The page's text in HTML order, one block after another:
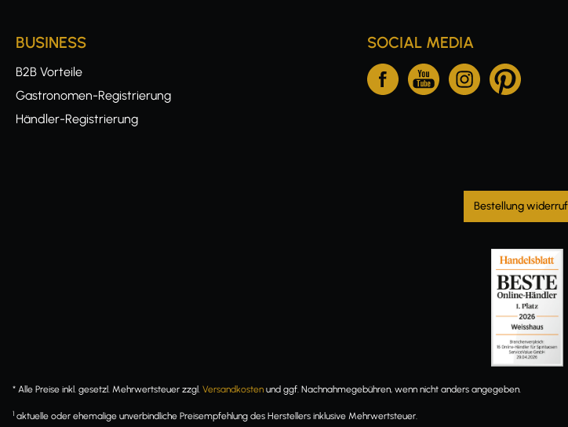
BUSINESS
B2B Vorteile
Gastronomen-Registrierung
Händler-Registrierung
SOCIAL MEDIA
Bestellung
* Alle Preise inkl. gesetzl. Mehrwertsteuer zzgl. Versandkosten und ggf. Nachnahmegebühren, wenn nicht anders angegeben.
1 aktuelle oder ehemalige unverbindliche Preisempfehlung des Herstellers inklusive Mehrwertsteuer.